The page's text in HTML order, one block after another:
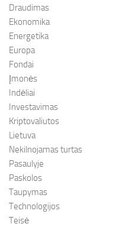
Draudimas
Ekonomika
Energetika
Europa
Fondai
Įmonės
Indėliai
Investavimas
Kriptovaliutos
Lietuva
Nekilnojamas turtas
Pasaulyje
Paskolos
Taupymas
Technologijos
Teisė